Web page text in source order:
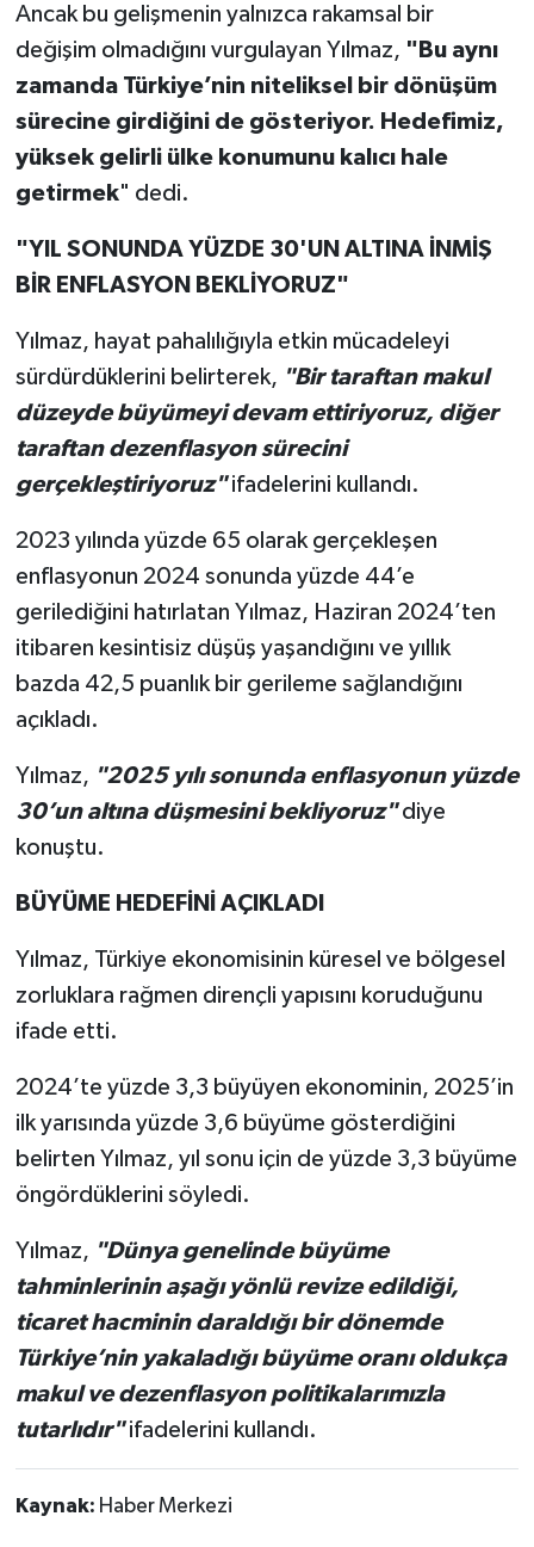
Ancak bu gelişmenin yalnızca rakamsal bir
değişim olmadığını vurgulayan Yılmaz, "Bu aynı
zamanda Türkiye’nin niteliksel bir dönüşüm
sürecine girdiğini de gösteriyor. Hedefimiz,
yüksek gelirli ülke konumunu kalıcı hale
getirmek" dedi.
"YIL SONUNDA YÜZDE 30'UN ALTINA İNMİŞ
BİR ENFLASYON BEKLİYORUZ"
Yılmaz, hayat pahalılığıyla etkin mücadeleyi
sürdürdüklerini belirterek, "Bir taraftan makul
düzeyde büyümeyi devam ettiriyoruz, diğer
taraftan dezenflasyon sürecini
gerçekleştiriyoruz"ifadelerini kullandı.
2023 yılında yüzde 65 olarak gerçekleşen
enflasyonun 2024 sonunda yüzde 44’e
gerilediğini hatırlatan Yılmaz, Haziran 2024’ten
itibaren kesintisiz düşüş yaşandığını ve yıllık
bazda 42,5 puanlık bir gerileme sağlandığını
açıkladı.
Yılmaz, "2025 yılı sonunda enflasyonun yüzde
30’un altına düşmesini bekliyoruz"diye
konuştu.
BÜYÜME HEDEFİNİ AÇIKLADI
Yılmaz, Türkiye ekonomisinin küresel ve bölgesel
zorluklara rağmen dirençli yapısını koruduğunu
ifade etti.
2024’te yüzde 3,3 büyüyen ekonominin, 2025’in
ilk yarısında yüzde 3,6 büyüme gösterdiğini
belirten Yılmaz, yıl sonu için de yüzde 3,3 büyüme
öngördüklerini söyledi.
Yılmaz, "Dünya genelinde büyüme
tahminlerinin aşağı yönlü revize edildiği,
ticaret hacminin daraldığı bir dönemde
Türkiye’nin yakaladığı büyüme oranı oldukça
makul ve dezenflasyon politikalarımızla
tutarlıdır"ifadelerini kullandı.
Kaynak: Haber Merkezi